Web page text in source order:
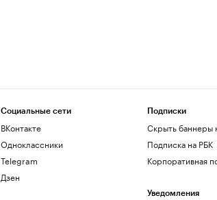
Социальные сети
ВКонтакте
Одноклассники
Telegram
Дзен
Подписки
Скрыть баннеры
Подписка на РБК
Корпоративная
Уведомления